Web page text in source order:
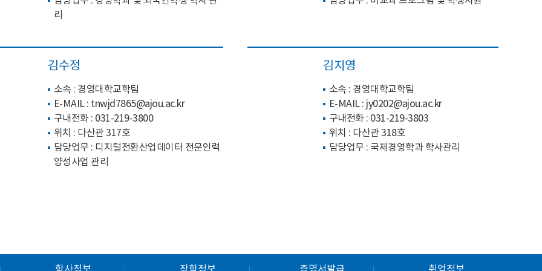
리
김수정
소속 : 경영대학교학팀
E-MAIL : tnwjd7865@ajou.ac.kr
구내전화 : 031-219-3800
위치 : 다산관 317호
담당업무 : 디지털전환산업데이터 전문인력
양성사업 관리
김지영
소속 : 경영대학교학팀
E-MAIL : jy0202@ajou.ac.kr
구내전화 : 031-219-3803
위치 : 다산관 318호
담당업무 : 국제경영학과 학사관리